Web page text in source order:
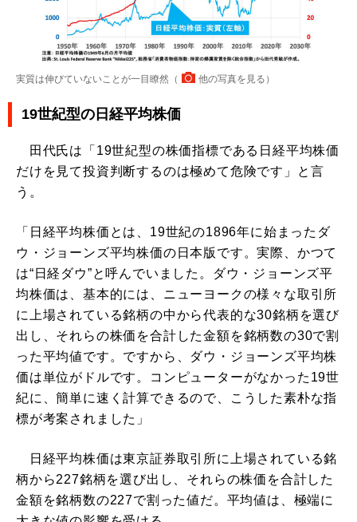
実質は伸びていないことが一目瞭然（ 他の写真を見る ）
19世紀型の日経平均株価
田代氏は「19世紀型の株価指標である日経平均株価
だけを見て投資判断するのは極めて危険です」と言
う。
「日経平均株価とは、19世紀の1896年に始まったダ
ウ・ジョーンズ平均株価の日本版です。実際、かつて
は“日経ダウ”と呼んでいました。ダウ・ジョーンズ平
均株価は、基本的には、ニューヨークの様々な取引所
に上場されている銘柄の中から代表的な30銘柄を選び
出し、それらの株価を合計した金額を銘柄数の30で割
った平均値です。ですから、ダウ・ジョーンズ平均株
価は単位がドルです。コンピューターがなかった19世
紀に、簡単に速く計算できるので、こうした素朴な指
標が考案されました」
日経平均株価は東京証券取引所に上場されている銘
柄から227銘柄を選び出し、それらの株価を合計した
金額を銘柄数の227で割った値だ。平均値は、極端に